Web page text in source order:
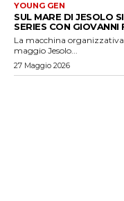
YOUNG GEN
SUL MARE DI JESOLO
SERIES CON GIOVANNI
La macchina
maggio Jesolo...
27 Maggio 2026